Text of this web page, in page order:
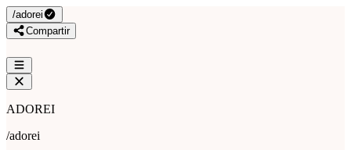
/adorei
Compartir
ADOREI
/adorei